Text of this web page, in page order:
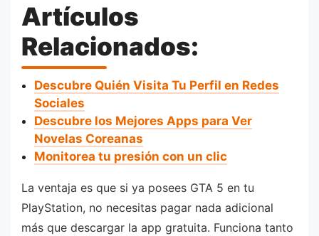
Artículos
Relacionados:
Descubre Quién Visita Tu Perfil en Redes
Sociales
Descubre los Mejores Apps para Ver
Novelas Coreanas
Monitorea tu presión con un clic
La ventaja es que si ya posees GTA 5 en tu
PlayStation, no necesitas pagar nada adicional
más que descargar la app gratuita. Funciona tanto